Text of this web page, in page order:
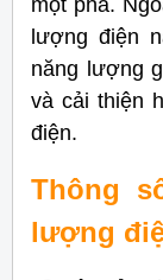
một pha.
lượng điện
năng lượng
và cải thiện
điện.
Thông
lượng